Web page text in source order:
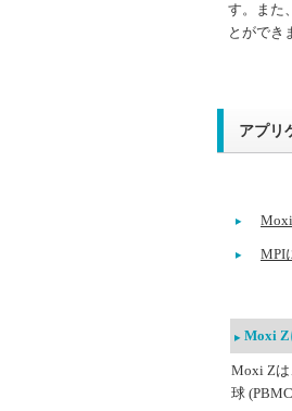
す。また
とができ
アプリ
MPI
Moxi Z
Moxi Zは
球